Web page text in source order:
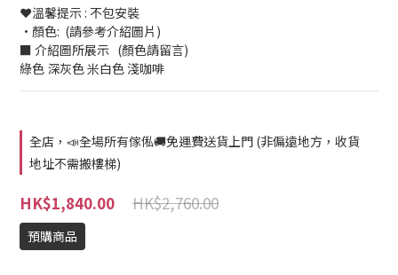
❤️溫馨提示 : 不包安裝
•顏色:  (請參考介紹圖片)
■ 介紹圖所展示   (顏色請留言)
綠色 深灰色 米白色 淺咖啡
全店，📣全場所有傢俬🚚免運費送貨上門 (非偏遠地方，收貨
地址不需搬樓梯)
HK$2,760.00
HK$1,840.00
預購商品